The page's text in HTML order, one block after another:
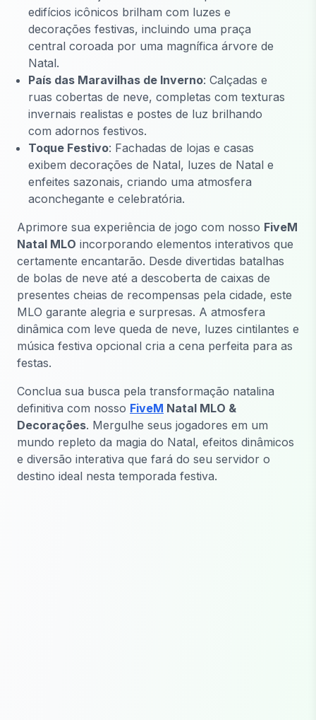
edifícios icônicos brilham com luzes e
decorações festivas, incluindo uma praça
central coroada por uma magnífica árvore de
Natal.
País das Maravilhas de Inverno: Calçadas e
ruas cobertas de neve, completas com texturas
invernais realistas e postes de luz brilhando
com adornos festivos.
Toque Festivo: Fachadas de lojas e casas
exibem decorações de Natal, luzes de Natal e
enfeites sazonais, criando uma atmosfera
aconchegante e celebratória.
Aprimore sua experiência de jogo com nosso FiveM
Natal MLO incorporando elementos interativos que
certamente encantarão. Desde divertidas batalhas
de bolas de neve até a descoberta de caixas de
presentes cheias de recompensas pela cidade, este
MLO garante alegria e surpresas. A atmosfera
dinâmica com leve queda de neve, luzes cintilantes e
música festiva opcional cria a cena perfeita para as
festas.
Conclua sua busca pela transformação natalina
definitiva com nosso FiveM Natal MLO &
Decorações. Mergulhe seus jogadores em um
mundo repleto da magia do Natal, efeitos dinâmicos
e diversão interativa que fará do seu servidor o
destino ideal nesta temporada festiva.